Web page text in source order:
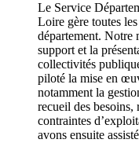
Le Service
Loire gère toutes
département. Notre
support et la
collectivités
piloté la mise en
notamment la
recueil des besoins,
contraintes
avons ensuite